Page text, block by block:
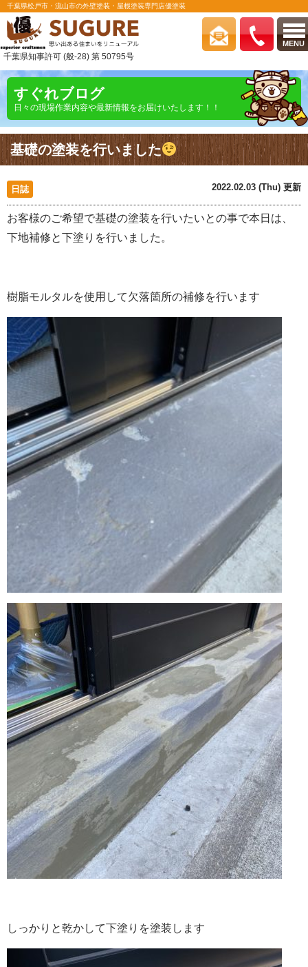
MENU
千葉県松戸市・流山市の外壁塗装・屋根塗装専門店優塗装
千葉県知事許可 (般-28) 第 50795号
すぐれブログ
日々の現場作業内容や最新情報をお届けいたします！！
基礎の塗装を行いました
日誌 2022.02.03 (Thu) 更新
お客様のご希望で基礎の塗装を行いたいとの事で本日は、
下地補修と下塗りを行いました。
樹脂モルタルを使用して欠落箇所の補修を行います
しっかりと乾かして下塗りを塗装します